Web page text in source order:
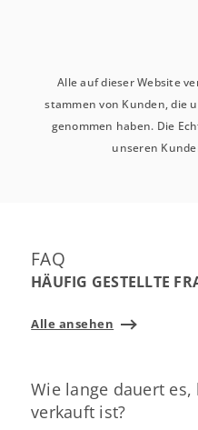
Alle auf dieser Website
stammen von Kunden, die
genommen haben. Die
unseren
FAQ
HÄUFIG GESTELLTE
Alle ansehen
Wie lange dauert
verkauft ist?